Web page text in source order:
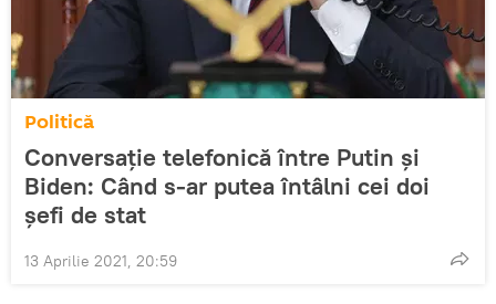
Politică
Conversație telefonică între Putin și
Biden: Când s-ar putea întâlni cei doi
șefi de stat
13 Aprilie 2021, 20:59